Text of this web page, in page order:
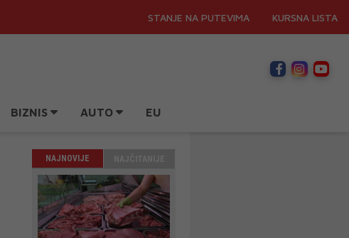
STANJE NA PUTEVIMA KURSNA LISTA
BIZNIS AUTO EU
NAJNOVIJE